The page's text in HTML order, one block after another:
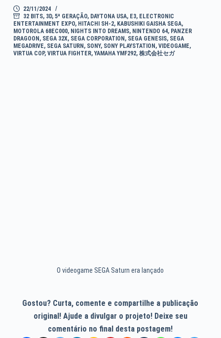
22/11/2024
32 BITS, 3D, 5ª GERAÇÃO, DAYTONA USA, E3, ELECTRONIC
ENTERTAINMENT EXPO, HITACHI SH-2, KABUSHIKI GAISHA SEGA,
MOTOROLA 68EC000, NIGHTS INTO DREAMS, NINTENDO 64, PANZER
DRAGOON , SEGA 32X, SEGA CORPORATION , SEGA GENESIS, SEGA
MEGADRIVE, SEGA SATURN , SONY, SONY PLAYSTATION , VIDEOGAME,
VIRTUA COP, VIRTUA FIGHTER, YAMAHA YMF292, 株式会社セガ
O videogame SEGA Saturn era lançado
Gostou? Curta, comente e compartilhe a publicação
original! Ajude a divulgar o projeto! Deixe seu
comentário no final desta postagem!